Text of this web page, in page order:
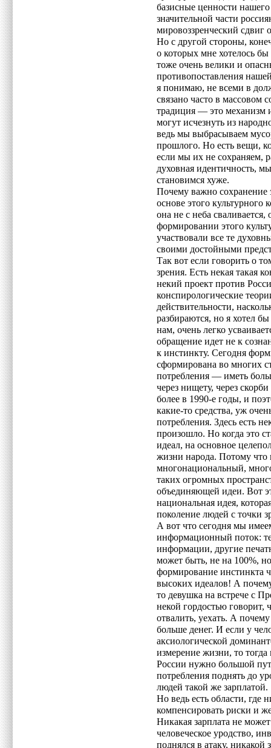
базисные ценности
значительной части
мировоззренческий сдвиг
Но с другой стороны,
о которых мне хотелось
тоже очень велики и
противопоставления
я понимаю, не всеми в
связано часто в массовом
традиция — это механизм
могут исчезнуть из
ведь мы выбрасываем
прошлого. Но есть вещи,
если мы их не сохраняем,
духовная идентичность,
становимся хуже.
Почему важно сохранение
основе этого
она не с неба
формировании этого
участвовали все те
своими достойными
Так вот если говорить о
зрения. Есть некая такая
некий проект против
конспирологические
действительности,
разбираются, но я хотел
нам, очень легко
обращение идет не к
к инстинкту. Сегодня
сформирована во многих
потребления — иметь
через нищету, через
более в 1990-е годы, и
какие-то средства, уж
потребления. Здесь есть
произошло. Но когда это
идеал, на основное
жизни народа. Потому
многонациональный,
таких огромных
объединяющей идеи. Вот
национальная идея,
поколение людей с точки
А вот что сегодня мы
информационный поток:
информации, другие
может быть, не на 100%,
формирование инстинкта
высоких идеалов! А
то девушка на встрече с
некой гордостью говорит,
отвалить, уехать. А
больше денег. И если у
аксиологической
измерение жизни, то
России нужно большой
потребления поднять до
людей такой же зарплатой.
Но ведь есть области, где
компенсировать риски и
Никакая зарплата не
человеческое уродство,
поднялся в атаку,